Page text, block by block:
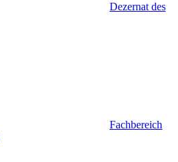
Dezernat des
Fachbereich